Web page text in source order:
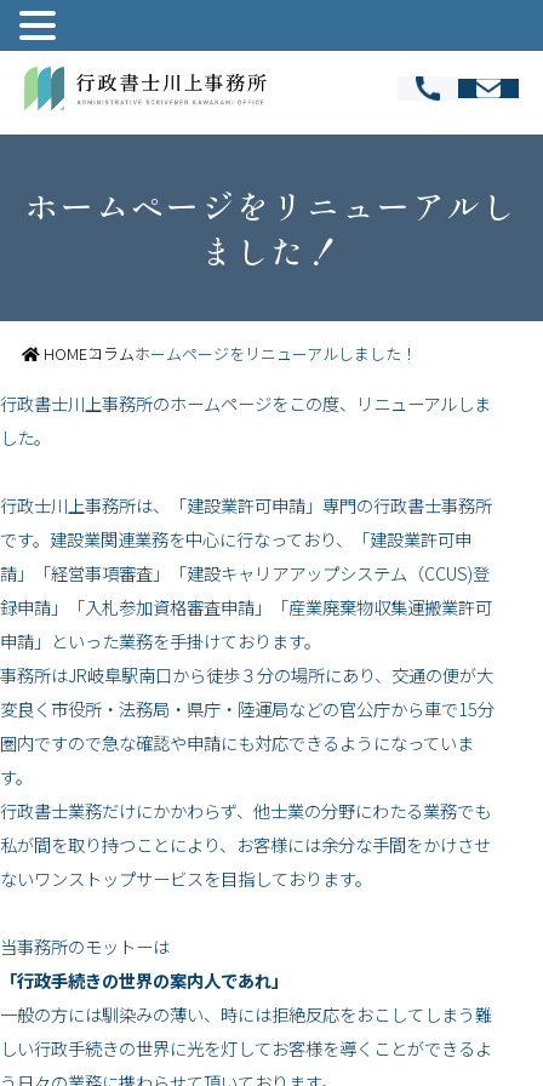
ホームページをリニューアルし
ました！
HOMEコラムホームページをリニューアルしました！
行政書士川上事務所のホームページをこの度、リニューアルしま
した。
行政士川上事務所は、「建設業許可申請」専門の行政書士事務所
です。建設業関連業務を中心に行なっており、「建設業許可申
請」「経営事項審査」「建設キャリアアップシステム（CCUS)登
録申請」「入札参加資格審査申請」「産業廃棄物収集運搬業許可
申請」といった業務を手掛けております。
事務所はJR岐阜駅南口から徒歩３分の場所にあり、交通の便が大
変良く市役所・法務局・県庁・陸運局などの官公庁から車で15分
圏内ですので急な確認や申請にも対応できるようになっていま
す。
行政書士業務だけにかかわらず、他士業の分野にわたる業務でも
私が間を取り持つことにより、お客様には余分な手間をかけさせ
ないワンストップサービスを目指しております。
​当事務所のモットーは
「行政手続きの世界の案内人であれ」
​一般の方には馴染みの薄い、時には拒絶反応をおこしてしまう難
しい行政手続きの世界に光を灯してお客様を導くことができるよ